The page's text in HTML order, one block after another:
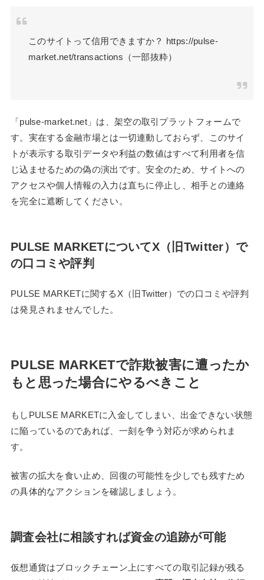
このサイトって信用できますか？ https://pulse-
market.net/transactions（一部抜粋）
「pulse-market.net」は、架空の取引プラットフォームで
す。実在する金融市場とは一切連動しておらず、このサイ
トが表示する取引データや利益の数値はすべて利用者を信
じ込ませるための偽の演出です。安全のため、サイトへの
アクセスや個人情報の入力は直ちに停止し、相手との連絡
を完全に遮断してください。
PULSE MARKETについてX（旧Twitter）で
の口コミや評判
PULSE MARKETに関するX（旧Twitter）での口コミや評判
は発見されませんでした。
PULSE MARKETで詐欺被害に遭ったか
もと思った場合にやるべきこと
もしPULSE MARKETに入金してしまい、出金できない状態
に陥っているのであれば、一刻を争う対応が求められま
す。
被害の拡大を食い止め、回復の可能性を少しでも残すため
の具体的なアクションを確認しましょう。
調査会社に相談すれば資金の追跡が可能
仮想通貨はブロックチェーン上にすべての取引記録が残る